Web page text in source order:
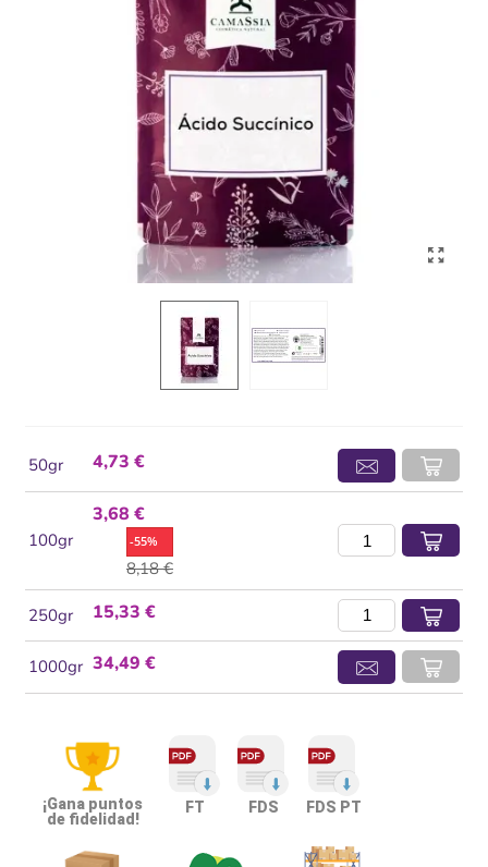
50gr 4,73 €
100gr
3,68 €
-55%
8,18 €
250gr 15,33 €
1000gr 34,49 €
¡Gana puntos
de fidelidad!
FT FDS FDS PT